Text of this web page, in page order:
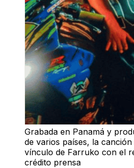
Grabada en Panamá y
de varios países, la
vínculo de Farruko con el
crédito prensa